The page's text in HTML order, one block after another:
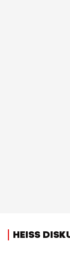
HEISS